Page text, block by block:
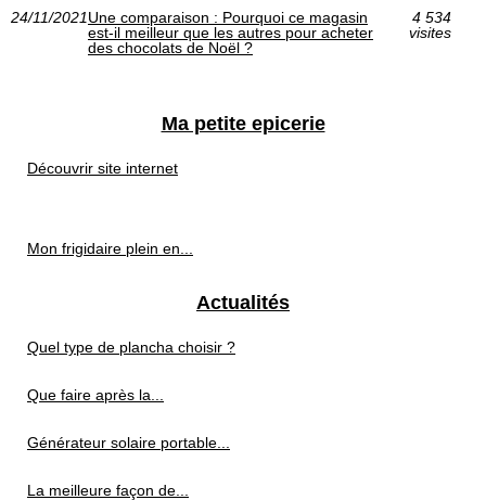
24/11/2021Une comparaison : Pourquoi ce magasin
est-il meilleur que les autres pour acheter
des chocolats de Noël ?
4 534
visites
Ma petite epicerie
Découvrir site internet
Mon frigidaire plein en...
Actualités
Quel type de plancha choisir ?
Que faire après la...
Générateur solaire portable...
La meilleure façon de...